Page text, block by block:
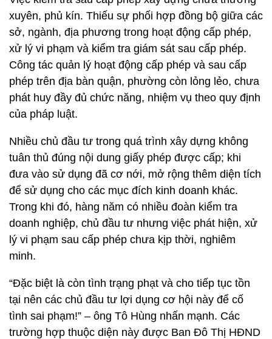
xuyên, phủ kín. Thiếu sự phối hợp đồng bộ giữa các
sở, ngành, địa phương trong hoạt động cấp phép,
xử lý vi phạm và kiểm tra giám sát sau cấp phép.
Công tác quản lý hoạt động cấp phép và sau cấp
phép trên địa bàn quận, phường còn lỏng lẻo, chưa
phát huy đầy đủ chức năng, nhiệm vụ theo quy định
của pháp luật.
Nhiều chủ đầu tư trong quá trình xây dựng không
tuân thủ đúng nội dung giấy phép được cấp; khi
đưa vào sử dụng đã cơ nới, mở rộng thêm diện tích
để sử dụng cho các mục đích kinh doanh khác.
Trong khi đó, hàng năm có nhiều đoàn kiểm tra
doanh nghiệp, chủ đầu tư nhưng việc phát hiện, xử
lý vi phạm sau cấp phép chưa kịp thời, nghiêm
minh.
“Đặc biệt là còn tình trạng phạt và cho tiếp tục tồn
tại nên các chủ đầu tư lợi dụng cơ hội này để cố
tình sai phạm!” – ông Tô Hùng nhấn mạnh. Các
trường hợp thuộc diện này được Ban Đô Thị HĐND